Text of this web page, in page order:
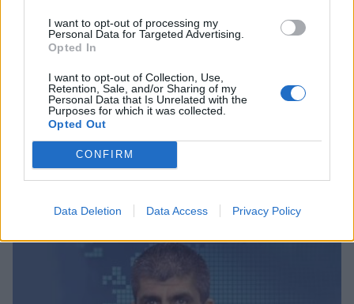
I want to opt-out of processing my
Personal Data for Targeted Advertising.
Opted In
I want to opt-out of Collection, Use,
Retention, Sale, and/or Sharing of my
Personal Data that Is Unrelated with the
Purposes for which it was collected.
Opted Out
CONFIRM
Data Deletion Data Access Privacy Policy
Ανδρεάκος: «Δεν με ενδιαφέρει το πολιτικό
κόστος αλλά να υπάρχει νερό σήμερα, αύριο
και στο μέλλον»
08/08/2026 08:38